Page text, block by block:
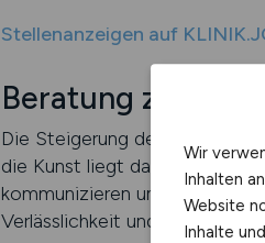
Stellenanzeigen auf
Beratung zur
Die Steigerung der
die Kunst liegt darin, sie
kommunizieren und im Markt
Verlässlichkeit und ein
Wir
Inhalten
Website
Inhalte